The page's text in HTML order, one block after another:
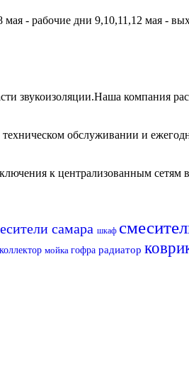
- рабочие дни 9,10,11,12 мая -
звукоизоляции.Наша компания
обслуживании и
к централизованным сетям
самара шкаф
коллектор мойка гофра радиатор